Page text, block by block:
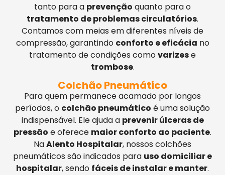
tanto para a prevenção quanto para o
tratamento de problemas circulatórios.
Contamos com meias em diferentes níveis de
compressão, garantindo conforto e eficácia no
tratamento de condições comovarizese
trombose.
Colchão Pneumático
Para quem permanece acamado por longos
períodos, o colchão pneumático é uma solução
indispensável. Ele ajuda a prevenir úlceras de
pressão e oferece maior conforto ao paciente.
NaAlento Hospitalar, nossos colchões
pneumáticos são indicados para uso domiciliar e
hospitalar, sendo fáceis de instalar e manter.